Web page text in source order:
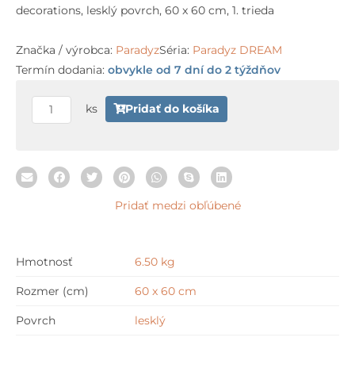
decorations, lesklý povrch, 60 x 60 cm, 1. trieda
Značka / výrobca: ParadyzSéria: Paradyz DREAM
Termín dodania: obvykle od 7 dní do 2 týždňov
Paradyz
Dream
60
ks Pridať do košíka
Pridať medzi obľúbené
Hmotnosť 6.50 kg
Rozmer (cm) 60 x 60 cm
Povrch lesklý